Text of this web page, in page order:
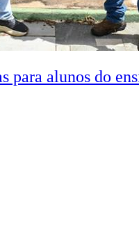
para alunos do